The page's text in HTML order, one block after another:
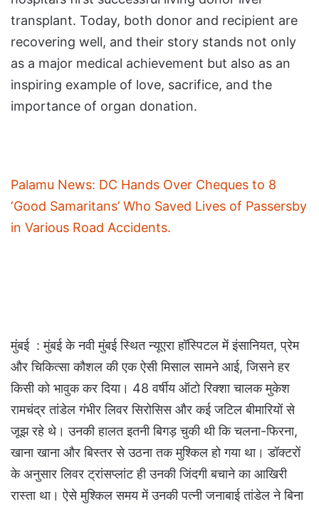
transplant. Today, both donor and recipient are
recovering well, and their story stands not only
as a major medical achievement but also as an
inspiring example of love, sacrifice, and the
importance of organ donation.
Palamu News: DC Hands Over Cheques to 8
‘Good Samaritans’ Who Saved Lives of Passersby
in Various Road Accidents.
मुंबई : मुंबई के नवी मुंबई स्थित न्यूएरा हॉस्पिटल में इंसानियत, प्रेम
और चिकित्सा कौशल की एक ऐसी मिसाल सामने आई, जिसने हर
किसी को भावुक कर दिया। 48 वर्षीय ऑटो रिक्शा चालक मुकेश
रामचंद्र तांडेल गंभीर लिवर सिरोसिस और कई जटिल बीमारियों से
जूझ रहे थे। उनकी हालत इतनी बिगड़ चुकी थी कि चलना-फिरना,
खाना खाना और बिस्तर से उठना तक मुश्किल हो गया था। डॉक्टरों
के अनुसार लिवर ट्रांसप्लांट ही उनकी जिंदगी बचाने का आखिरी
रास्ता था। ऐसे मुश्किल समय में उनकी पत्नी जनाबाई तांडेल ने बिना